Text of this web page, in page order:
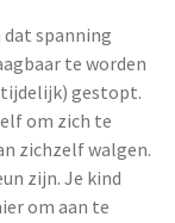
spanning
te worden
gestopt.
om zich te
zichzelf walgen.
zijn. Je kind
om aan te